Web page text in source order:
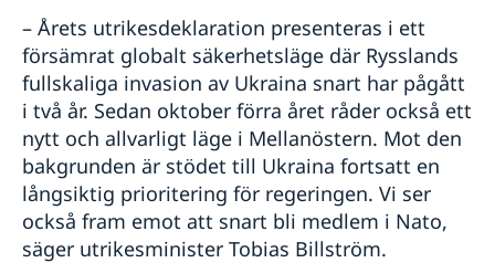
Nya Coronaviruset - aktuella händelser
"Sustainable Spring" i Prag
En man som heter Ove
Gräns - filmvisning i trädgården
WikiGap 2019
Gott nytt år
Öppettider under jul
Ambassaden stängd
Nyhetsbrev - Svenskar i världen
– Årets utrikesdeklaration presenteras i ett
försämrat globalt säkerhetsläge där Rysslands
fullskaliga invasion av Ukraina snart har pågått
i två år. Sedan oktober förra året råder också ett
nytt och allvarligt läge i Mellanöstern. Mot den
bakgrunden är stödet till Ukraina fortsatt en
långsiktig prioritering för regeringen. Vi ser
också fram emot att snart bli medlem i Nato,
säger utrikesminister Tobias Billström.